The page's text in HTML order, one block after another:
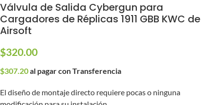
Válvula de Salida Cybergun para
Cargadores de Réplicas 1911 GBB KWC de
Airsoft
$320.00
$307.20al pagar con Transferencia
El diseño de montaje directo requiere pocas o ninguna